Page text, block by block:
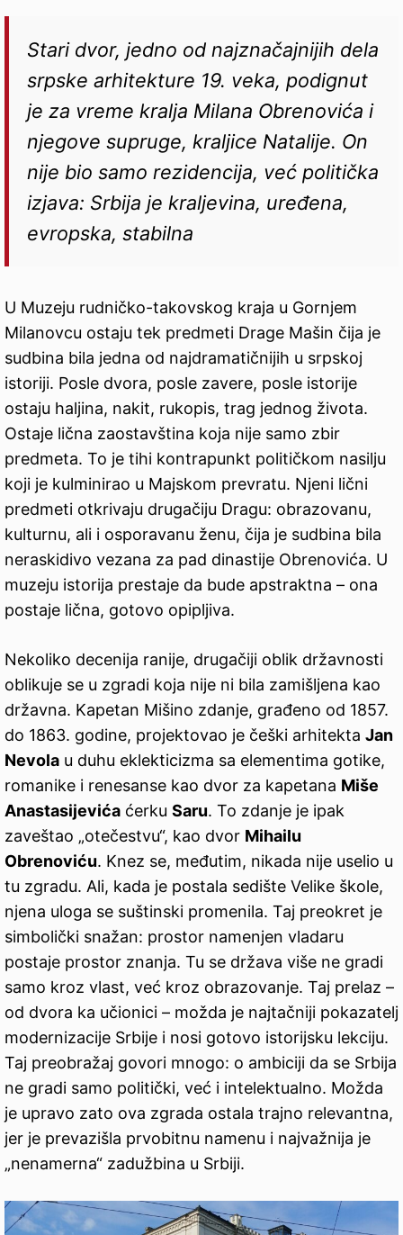
Stari dvor, jedno od najznačajnijih dela
srpske arhitekture 19. veka, podignut
je za vreme kralja Milana Obrenovića i
njegove supruge, kraljice Natalije. On
nije bio samo rezidencija, već politička
izjava: Srbija je kraljevina, uređena,
evropska, stabilna
U Muzeju rudničko-takovskog kraja u Gornjem
Milanovcu ostaju tek predmeti Drage Mašin čija je
sudbina bila jedna od najdramatičnijih u srpskoj
istoriji. Posle dvora, posle zavere, posle istorije
ostaju haljina, nakit, rukopis, trag jednog života.
Ostaje lična zaostavština koja nije samo zbir
predmeta. To je tihi kontrapunkt političkom nasilju
koji je kulminirao u Majskom prevratu. Njeni lični
predmeti otkrivaju drugačiju Dragu: obrazovanu,
kulturnu, ali i osporavanu ženu, čija je sudbina bila
neraskidivo vezana za pad dinastije Obrenovića. U
muzeju istorija prestaje da bude apstraktna – ona
postaje lična, gotovo opipljiva.
Nekoliko decenija ranije, drugačiji oblik državnosti
oblikuje se u zgradi koja nije ni bila zamišljena kao
državna. Kapetan Mišino zdanje, građeno od 1857.
do 1863. godine, projektovao je češki arhitekta Jan
Nevola u duhu eklekticizma sa elementima gotike,
romanike i renesanse kao dvor za kapetana Miše
Anastasijevića ćerku Saru. To zdanje je ipak
zaveštao „otečestvu“, kao dvor Mihailu
Obrenoviću. Knez se, međutim, nikada nije uselio u
tu zgradu. Ali, kada je postala sedište Velike škole,
njena uloga se suštinski promenila. Taj preokret je
simbolički snažan: prostor namenjen vladaru
postaje prostor znanja. Tu se država više ne gradi
samo kroz vlast, već kroz obrazovanje. Taj prelaz –
od dvora ka učionici – možda je najtačniji pokazatelj
modernizacije Srbije i nosi gotovo istorijsku lekciju.
Taj preobražaj govori mnogo: o ambiciji da se Srbija
ne gradi samo politički, već i intelektualno. Možda
je upravo zato ova zgrada ostala trajno relevantna,
jer je prevazišla prvobitnu namenu i najvažnija je
„nenamerna“ zadužbina u Srbiji.